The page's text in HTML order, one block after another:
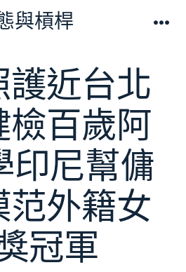
與槓桿
護近台北
檢百歲阿
印尼幫傭
外籍女
冠軍